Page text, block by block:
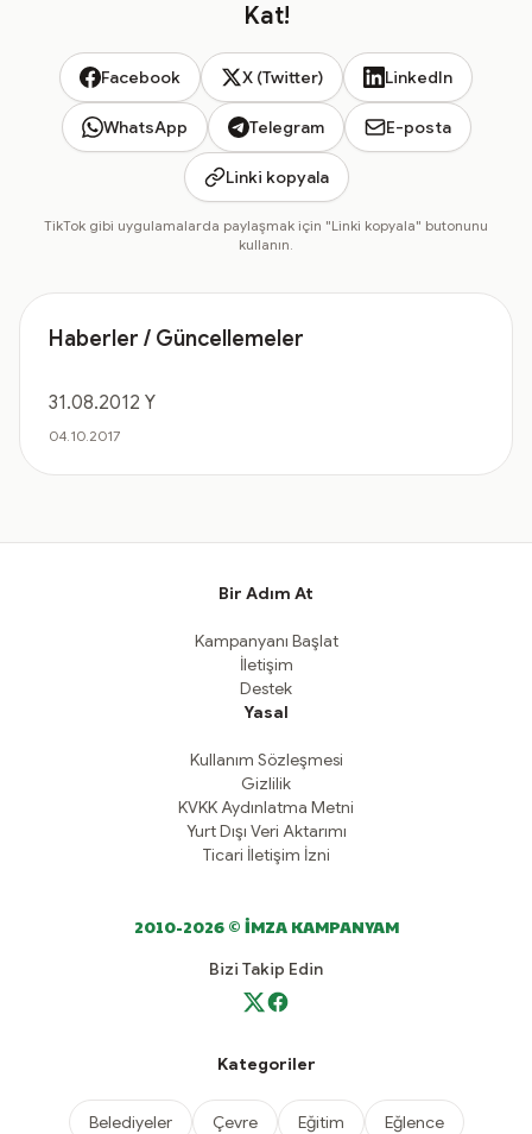
Kat!
Facebook X (Twitter) LinkedIn
WhatsApp Telegram E-posta
Linki kopyala
TikTok gibi uygulamalarda paylaşmak için "Linki kopyala" butonunu
kullanın.
Haberler / Güncellemeler
31.08.2012 Y
04.10.2017
Bir Adım At
Kampanyanı Başlat
İletişim
Destek
Yasal
Kullanım Sözleşmesi
Gizlilik
KVKK Aydınlatma Metni
Yurt Dışı Veri Aktarımı
Ticari İletişim İzni
2010-2026 © İMZA KAMPANYAM
Bizi Takip Edin
Kategoriler
Belediyeler Çevre Eğitim Eğlence